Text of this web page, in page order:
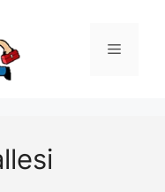
Menü